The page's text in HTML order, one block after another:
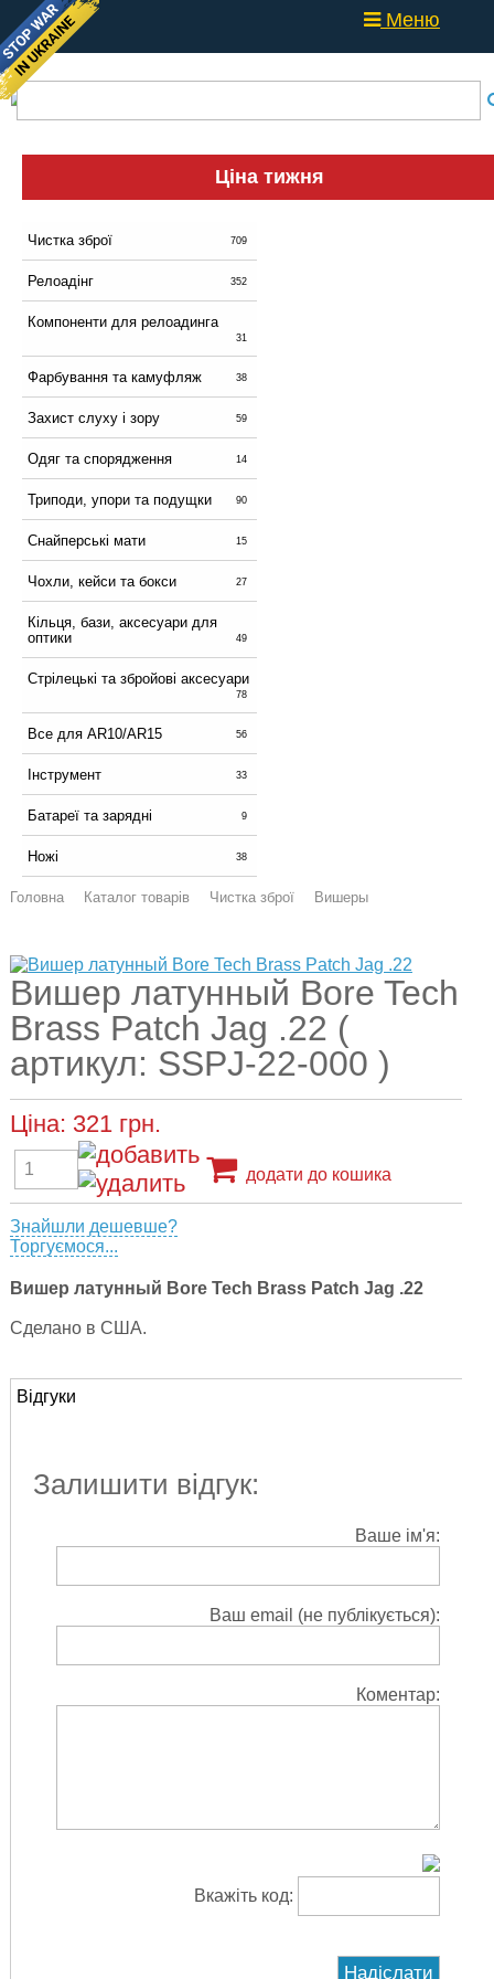
Меню
Ціна тижня
Чистка зброї 709
Релоадінг 352
Компоненти для релоадинга
31
Фарбування та камуфляж 38
Захист слуху і зору 59
Одяг та спорядження 14
Триподи, упори та подущки 90
Снайперські мати 15
Чохли, кейси та бокси 27
Кільця, бази, аксесуари для
оптики
49
Стрілецькі та збройові аксесуари
78
Все для AR10/AR15 56
Інструмент 33
Батареї та зарядні 9
Ножі 38
Головна Каталог товарів Чистка зброї Вишеры
Вишер латунный Bore Tech
Brass Patch Jag .22 (
артикул: SSPJ-22-000 )
Ціна: 321 грн.
додати до кошика
Знайшли дешевше?
Торгуємося...
Вишер латунный Bore Tech Brass Patch Jag .22
Сделано в США.
Відгуки
Залишити відгук:
Ваше ім'я:
Ваш email (не публікується):
Коментар:
Вкажіть код: